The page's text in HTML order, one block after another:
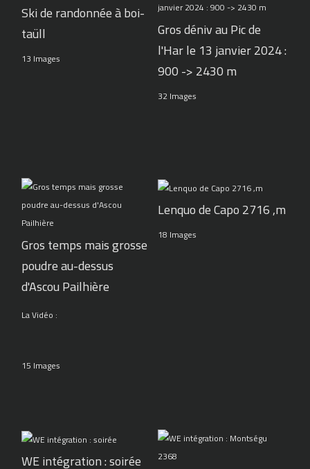
Ski de randonnée à boi-
taüll
13 Images
Gros déniv au Pic de
l'Har le 13 janvier 2024 :
900 -> 2430 m
32 Images
Gros temps mais grosse
poudre au-dessus
d'Ascou Pailhière
La Vidéo :
15 Images
Lenquo de Capo 2716 ,m
18 Images
WE intégration : soirée